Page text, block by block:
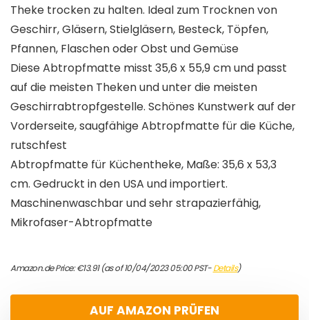
Theke trocken zu halten. Ideal zum Trocknen von
Geschirr, Gläsern, Stielgläsern, Besteck, Töpfen,
Pfannen, Flaschen oder Obst und Gemüse
Diese Abtropfmatte misst 35,6 x 55,9 cm und passt
auf die meisten Theken und unter die meisten
Geschirrabtropfgestelle. Schönes Kunstwerk auf der
Vorderseite, saugfähige Abtropfmatte für die Küche,
rutschfest
Abtropfmatte für Küchentheke, Maße: 35,6 x 53,3
cm. Gedruckt in den USA und importiert.
Maschinenwaschbar und sehr strapazierfähig,
Mikrofaser-Abtropfmatte
Amazon.de Price:€13.91(as of 10/04/2023 05:00 PST-Details)
AUF AMAZON PRÜFEN